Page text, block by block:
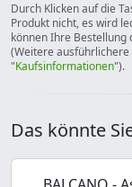
Durch Klicken auf die
Produkt nicht, es wird
können Ihre Bestellung
(Weitere
"Kaufsinformationen").
Das könnte